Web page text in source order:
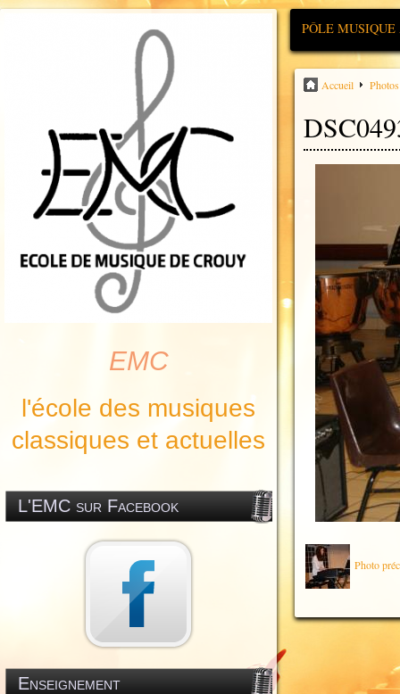
EMC
l'école des musiques
classiques et actuelles
L'EMC sur Facebook
Enseignement
PÔLE
Accueil
Photo